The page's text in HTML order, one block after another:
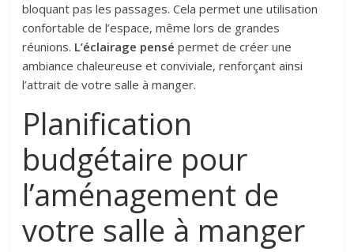
bloquant pas les passages. Cela permet une utilisation
confortable de l’espace, même lors de grandes
réunions. L’éclairage pensé permet de créer une
ambiance chaleureuse et conviviale, renforçant ainsi
l’attrait de votre salle à manger.
Planification
budgétaire pour
l’aménagement de
votre salle à manger